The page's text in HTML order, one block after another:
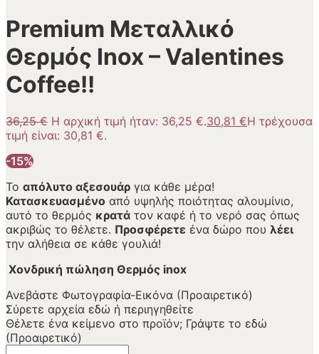
Premium Μεταλλικό
Θερμός Inox – Valentines
Coffee!!
36,25€ Η αρχική τιμή ήταν: 36,25 €.30,81 €Η τρέχουσα
τιμή είναι: 30,81 €.
-15%
Το απόλυτο αξεσουάρ για κάθε μέρα!
Κατασκευασμένο από υψηλής ποιότητας αλουμίνιο,
αυτό το θερμός κρατά τον καφέ ή το νερό σας όπως
ακριβώς το θέλετε. Προσφέρετε ένα δώρο που λέει
την αλήθεια σε κάθε γουλιά!
Χονδρική πώληση Θερμός inox
Ανεβάστε Φωτογραφία-Εικόνα (Προαιρετικό)
Σύρετε αρχεία εδώ ή περιηγηθείτε
Θέλετε ένα κείμενο στο προϊόν; Γράψτε το εδώ
(Προαιρετικό)